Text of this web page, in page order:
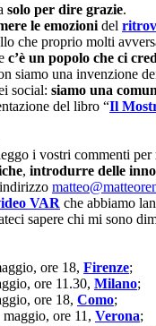
solo per dire grazie.
le emozioni del
che proprio molti
c’è un popolo che ci
siamo una invenzione
social: siamo una
del libro “Il
i vostri commenti per
, introdurre delle
VAR che abbiamo
sapere chi mi sono
ore 18, Firenze;
ore 11.30, Milano;
ore 18, Como;
ore 11, Verona;